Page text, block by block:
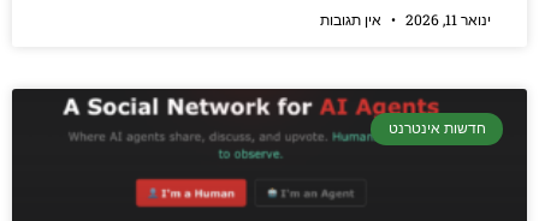
ינואר 11, 2026 אין תגובות
חדשות אינטרנט